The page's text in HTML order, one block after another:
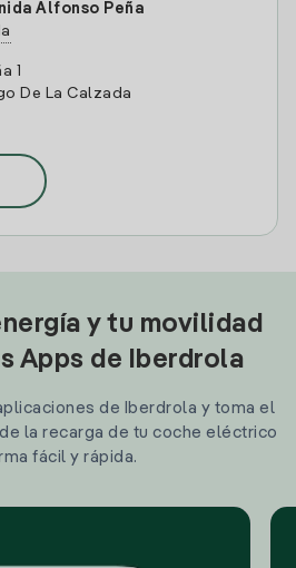
Alfonso Peña
1
De La Calzada
y tu movilidad
Apps de Iberdrola
de Iberdrola y toma el
la recarga de tu coche eléctrico
fácil y rápida.